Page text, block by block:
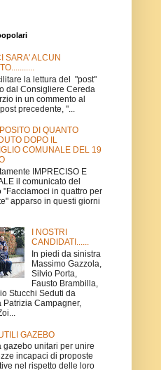
SARA' ALCUN
la lettura del "post"
dal Consigliere Cereda
in un commento al
precedente, "...
DI QUANTO
DOPO IL
COMUNALE DEL 19
IMPRECISO E
il comunicato del
"Facciamoci in quattro per
apparso in questi giorni
I NOSTRI
CANDIDATI......
In piedi da sinistra
Massimo Gazzola,
Silvio Porta,
Fausto Brambilla,
Stucchi Seduti da
Patrizia Campagner,
GAZEBO
gazebo unitari per unire
incapaci di proposte
nel rispetto delle loro